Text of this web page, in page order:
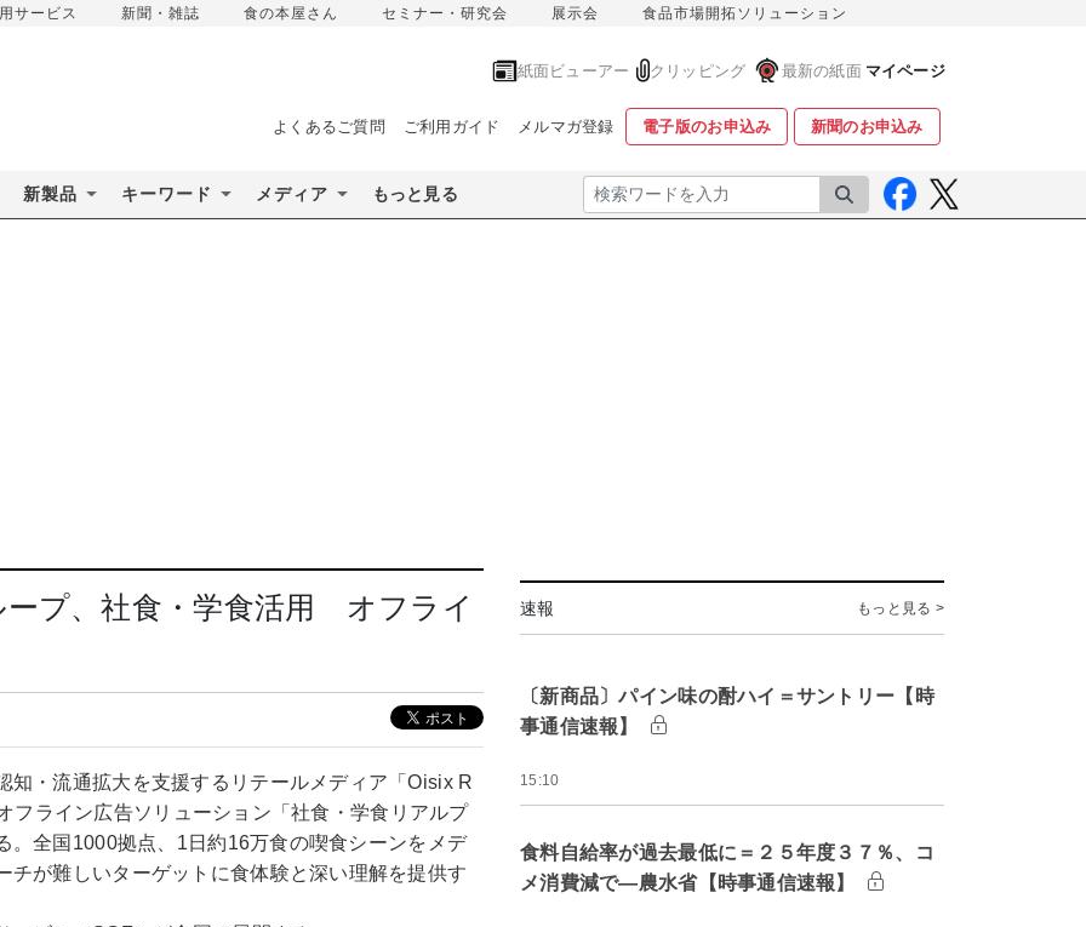
サービス 新聞・雑誌 食の本屋さん セミナー・研究会 展示会 食品市場開拓ソリューション
紙面ビューアー クリッピング 最新の紙面 マイページ
よくあるご質問 ご利用ガイド メルマガ登録 電子版のお申込み 新聞のお申込み
新製品 キーワード メディア もっと見る 検索
プ、社食・学食活用 オフライ
・流通拡大を支援するリテールメディア「Oisix R
フライン広告ソリューション「社食・学食リアルプ
。全国1000拠点、1日約16万食の喫食シーンをメデ
が難しいターゲットに食体験と深い理解を提供す
速報 もっと見る >
〔新商品〕パイン味の酎ハイ＝サントリー【時
事通信速報】
15:10
食料自給率が過去最低に＝２５年度３７％、コ
メ消費減で―農水省【時事通信速報】